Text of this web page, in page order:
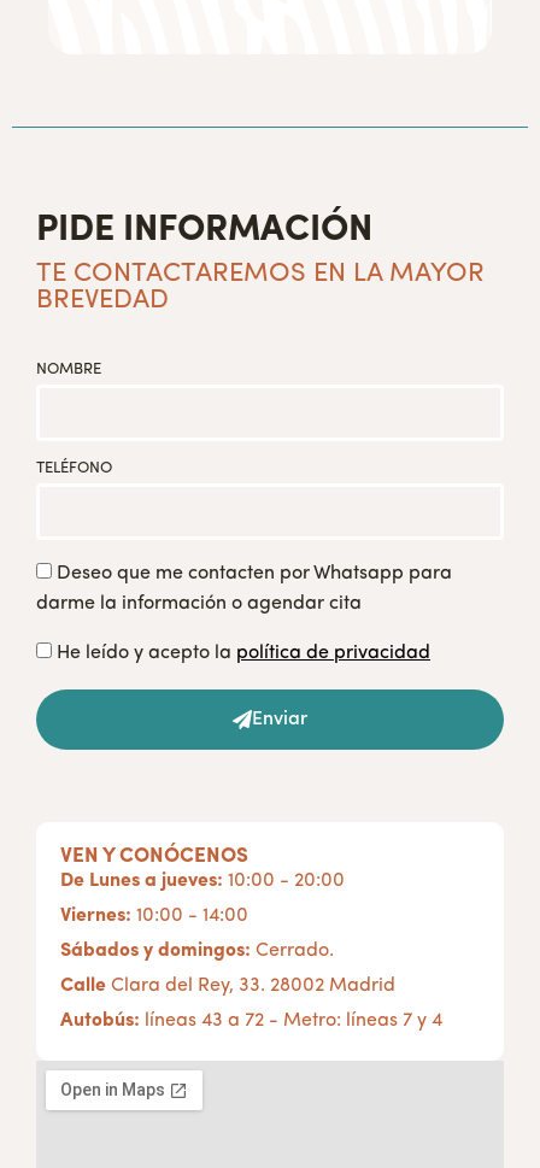
PIDE INFORMACIÓN
TE CONTACTAREMOS EN LA MAYOR
BREVEDAD
NOMBRE
TELÉFONO
Deseo que me contacten por Whatsapp para
darme la información o agendar cita
He leído y acepto la política de privacidad
Enviar
VEN Y CONÓCENOS
De Lunes a jueves: 10:00 - 20:00
Viernes: 10:00 - 14:00
Sábados y domingos: Cerrado.
Calle Clara del Rey, 33. 28002 Madrid
Autobús:
líneas 43 a 72 - Metro: líneas 7 y 4